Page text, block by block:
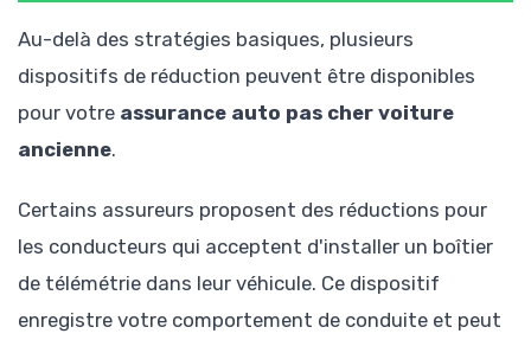
Au-delà des stratégies basiques, plusieurs
dispositifs de réduction peuvent être disponibles
pour votre assurance auto pas cher voiture
ancienne.
Certains assureurs proposent des réductions pour
les conducteurs qui acceptent d'installer un boîtier
de télémétrie dans leur véhicule. Ce dispositif
enregistre votre comportement de conduite et peut